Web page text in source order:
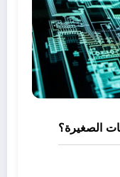
الصغيرة؟